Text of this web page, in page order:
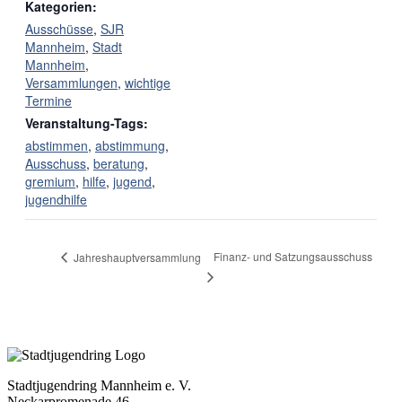
Kategorien:
Ausschüsse, SJR
Mannheim, Stadt
Mannheim,
Versammlungen, wichtige
Termine
Veranstaltung-Tags:
abstimmen, abstimmung,
Ausschuss, beratung,
gremium, hilfe, jugend,
jugendhilfe
Jahreshauptversammlung Finanz- und Satzungsausschuss
Stadtjugendring Mannheim e. V.